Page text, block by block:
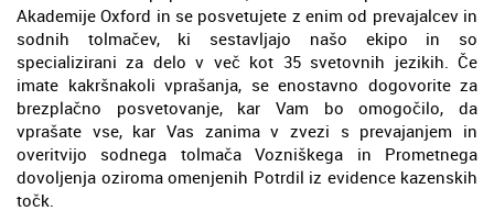
Akademije Oxford in se posvetujete z enim od prevajalcev in
sodnih tolmačev, ki sestavljajo našo ekipo in so
specializirani za delo v več kot 35 svetovnih jezikih. Če
imate kakršnakoli vprašanja, se enostavno dogovorite za
brezplačno posvetovanje, kar Vam bo omogočilo, da
vprašate vse, kar Vas zanima v zvezi s prevajanjem in
overitvijo sodnega tolmača Vozniškega in Prometnega
dovoljenja oziroma omenjenih Potrdil iz evidence kazenskih
točk.